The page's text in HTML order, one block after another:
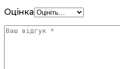
Оцінка